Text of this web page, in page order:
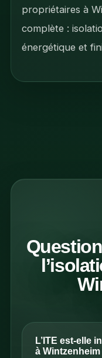
propriétaires à
complète :
énergétique et
L’ITE est-elle
à Wintzenheim